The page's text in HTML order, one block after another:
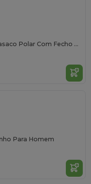
Norman Women Casaco Polar Com Fecho Para Senhora
Para Homem